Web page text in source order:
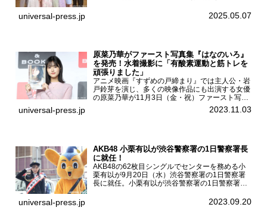
モード学園コクーンタワーで開催され、卒業モデ
universal-press.jp 2025.05.07
原菜乃華がファースト写真集『はなのいろ』
を発売！水着撮影に「有酸素運動と筋トレを
頑張りました」
アニメ映画『すずめの戸締まり』では主人公・岩
戸鈴芽を演じ、多くの映像作品にも出演する女優
の原菜乃華が11月3日（金・祝）ファースト写真
集『はなのいろ』発売記念イベントを
HMV&BOOKS SHIBUYAで開催した。原菜乃華フ
universal-press.jp 2023.11.03
AKB48 小栗有以が渋谷警察署の1日警察署長
に就任！
AKB48の62枚目シングルでセンターを務める小
栗有以が9月20日（水）渋谷警察署の1日警察署
長に就任。小栗有以が渋谷警察署の1日警察署長
での10日間実施される令和5年 秋の全国交通安全
universal-press.jp 2023.09.20